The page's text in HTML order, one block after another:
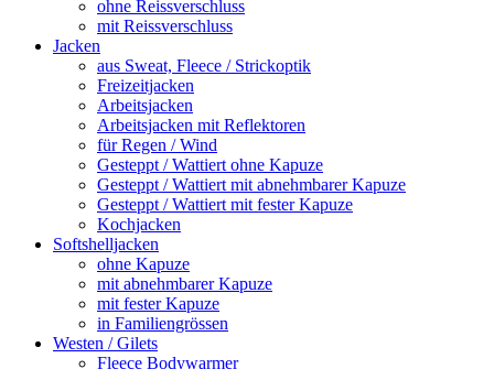
ohne Reissverschluss
mit Reissverschluss
Jacken
aus Sweat, Fleece / Strickoptik
Freizeitjacken
Arbeitsjacken
Arbeitsjacken mit Reflektoren
für Regen / Wind
Gesteppt / Wattiert ohne Kapuze
Gesteppt / Wattiert mit abnehmbarer Kapuze
Gesteppt / Wattiert mit fester Kapuze
Kochjacken
Softshelljacken
ohne Kapuze
mit abnehmbarer Kapuze
mit fester Kapuze
in Familiengrössen
Westen / Gilets
Fleece Bodywarmer